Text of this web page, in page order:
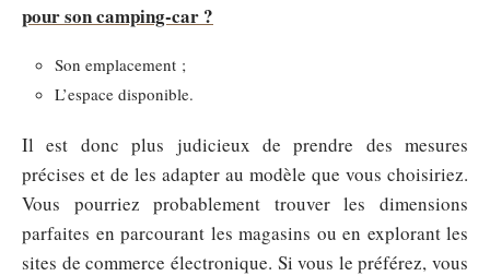
pour son camping-car ?
Son emplacement ;
L’espace disponible.
Il est donc plus judicieux de prendre des mesures
précises et de les adapter au modèle que vous choisiriez.
Vous pourriez probablement trouver les dimensions
parfaites en parcourant les magasins ou en explorant les
sites de commerce électronique. Si vous le préférez, vous